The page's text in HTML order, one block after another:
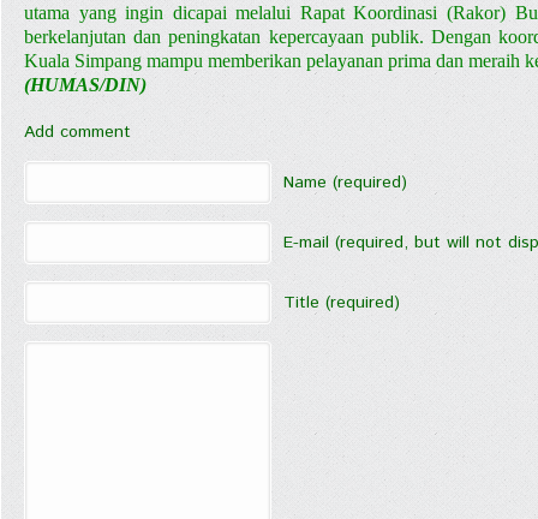
utama yang ingin dicapai melalui Rapat Koordinasi (Rakor)
berkelanjutan dan peningkatan kepercayaan publik. Dengan
Kuala Simpang mampu memberikan pelayanan prima dan meraih
(HUMAS/DIN)
Add comment
Name (required)
E-mail (required, but will not
Title (required)